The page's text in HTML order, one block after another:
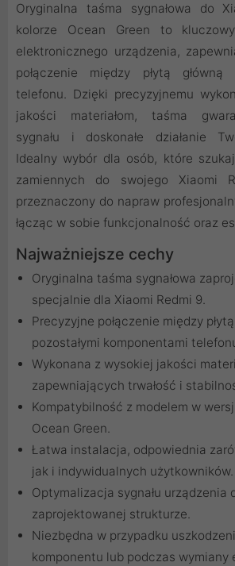
Oryginalna taśma sygnałowa do
kolorze Ocean Green to
elektronicznego urządzenia,
połączenie między płytą
telefonu. Dzięki precyzyjnemu
jakości materiałom, taśma
sygnału i doskonałe działanie
Idealny wybór dla osób, które
zamiennych do swojego Xiaomi
przeznaczony do napraw
łącząc w sobie funkcjonalność oraz
Najważniejsze cechy
Oryginalna taśma sygnałowa
specjalnie dla Xiaomi Redmi 9.
Precyzyjne połączenie między płytą
pozostałymi komponentami
Wykonana z wysokiej jakości
zapewniających trwałość i
Kompatybilność z modelem w
Ocean Green.
Łatwa instalacja, odpowiednia
jak i indywidualnych użytkowników.
Optymalizacja sygnału urządzenia
zaprojektowanej strukturze.
Niezbędna w przypadku
komponentu lub podczas wymiany